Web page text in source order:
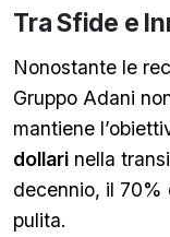
Tra Sfide e
Nonostante le
Gruppo Adani
mantiene
dollari nella
decennio, il 70%
pulita.